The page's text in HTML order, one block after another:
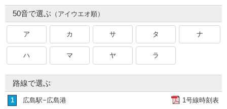
50音で選ぶ （アイウエオ順）
ア カ サ タ ナ
ハ マ ヤ ラ
路線で選ぶ
1 広島駅−広島港 1号線時刻表